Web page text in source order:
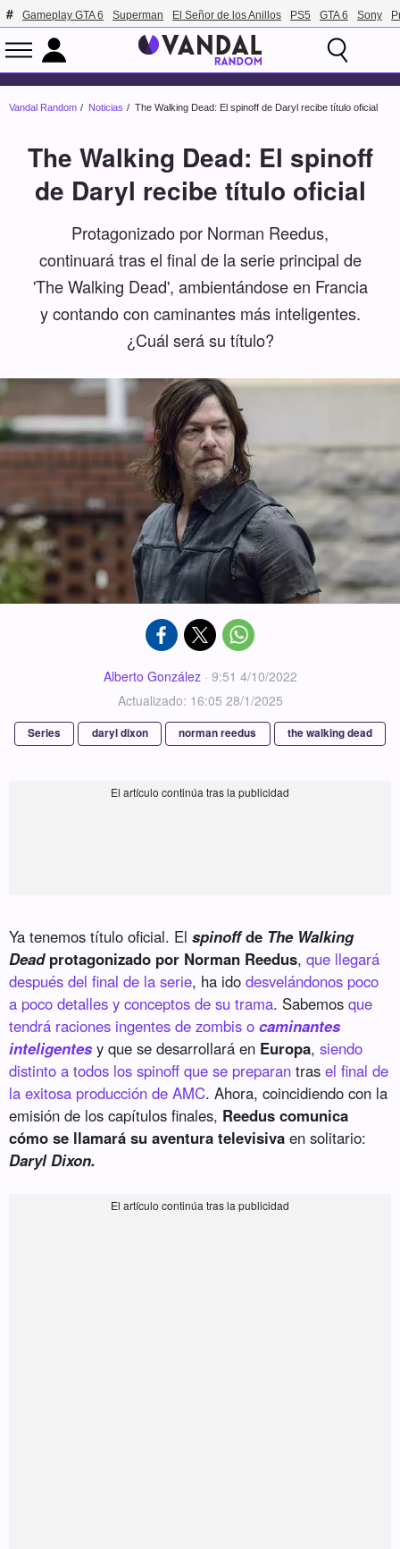
Gameplay GTA 6 Superman El Señor de los Anillos PS5 GTA 6 Sony
Vandal Random Noticias The Walking Dead: El spinoff de Daryl recibe título oficial
The Walking Dead: El spinoff
de Daryl recibe título oficial
Protagonizado por Norman Reedus,
continuará tras el final de la serie principal de
'The Walking Dead', ambientándose en Francia
y contando con caminantes más inteligentes.
¿Cuál será su título?
Alberto González· 9:51 4/10/2022
Actualizado: 16:05 28/1/2025
Series daryl dixon norman reedus the walking dead
Ya tenemos título oficial. Elspinoffde The Walking
Deadprotagonizado por Norman Reedus,que llegará
después del final de la serie, ha idodesvelándonos poco
a poco detalles y conceptos de su trama. Sabemosque
tendrá raciones ingentes de zombis ocaminantes
inteligentesy que se desarrollará en Europa,siendo
distinto a todos los spinoff que se preparan trasel final de
la exitosa producción de AMC. Ahora, coincidiendo con la
emisión de los capítulos finales, Reedus comunica
cómo se llamará su aventura televisiva en solitario:
Daryl Dixon.